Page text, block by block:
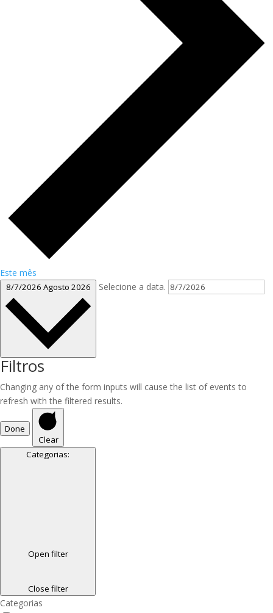
Este mês
8/7/2026 Agosto 2026 Selecione a data.
Filtros
Changing any of the form inputs will cause the list of events to
refresh with the filtered results.
Done
Clear
Categorias:
Open filter
Close filter
Categorias